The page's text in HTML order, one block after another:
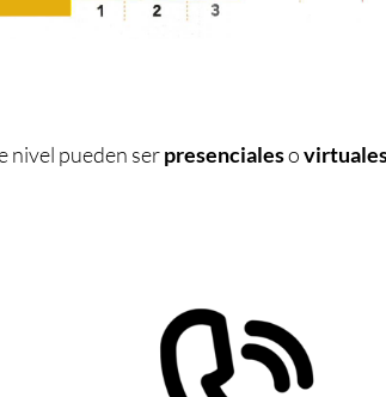
nivel pueden serpresencialeso